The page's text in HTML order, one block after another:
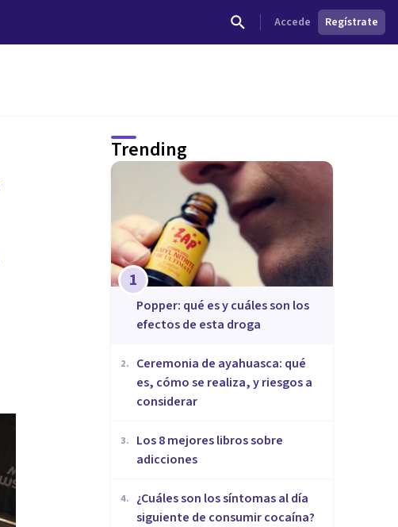
Accede Regístrate
Trending
1
Popper: qué es y cuáles son los
efectos de esta droga
2.
Ceremonia de ayahuasca: qué
es, cómo se realiza, y riesgos a
considerar
3.
Los 8 mejores libros sobre
adicciones
4.
¿Cuáles son los síntomas al día
siguiente de consumir cocaína?